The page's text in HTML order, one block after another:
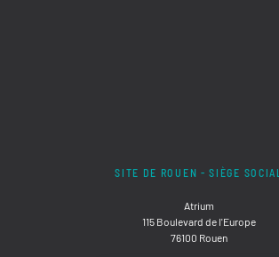
SITE DE ROUEN - SIÈGE SOCIAL
Atrium
115 Boulevard de l'Europe
76100 Rouen